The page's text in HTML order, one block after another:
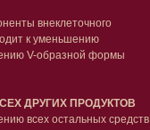
внеклеточного
к уменьшению
V-образной формы
ДРУГИХ ПРОДУКТОВ
всех остальных средств